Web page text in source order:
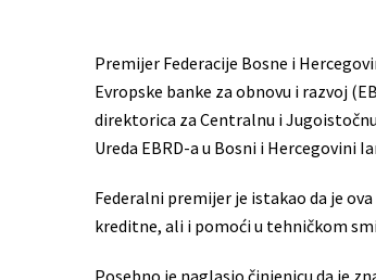
Premijer Federacije Bosne i
Evropske banke za obnovu i razvoj
direktorica za Centralnu i
Ureda EBRD-a u Bosni i Hercegovini
Federalni premijer je istakao da je
kreditne, ali i pomoći u tehničkom